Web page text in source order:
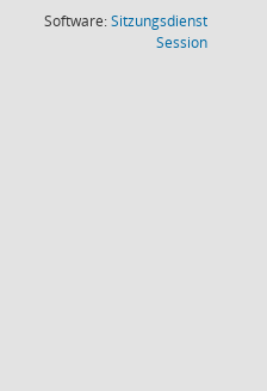
Software:Sitzungsdienst
Session(Wird in